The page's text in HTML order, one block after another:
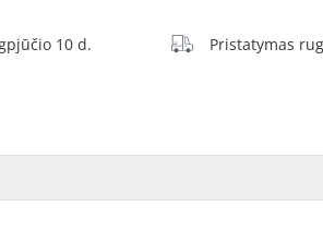
10 d. Pristatymas